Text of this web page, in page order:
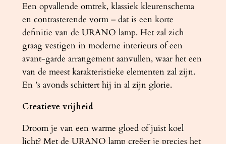
R
A
N
O
8
0
z
a
r
t
Een opvallende omtrek, klassiek kleurenschema
en contrasterende vorm – dat is een korte
definitie van de URANO lamp. Het zal zich
graag vestigen in moderne interieurs of een
avant-garde arrangement aanvullen, waar het een
van de meest karakteristieke elementen zal zijn.
En ’s avonds schittert hij in al zijn glorie.
Creatieve vrijheid
Droom je van een warme gloed of juist koel
licht? Met de URANO lamp creëer je precies het